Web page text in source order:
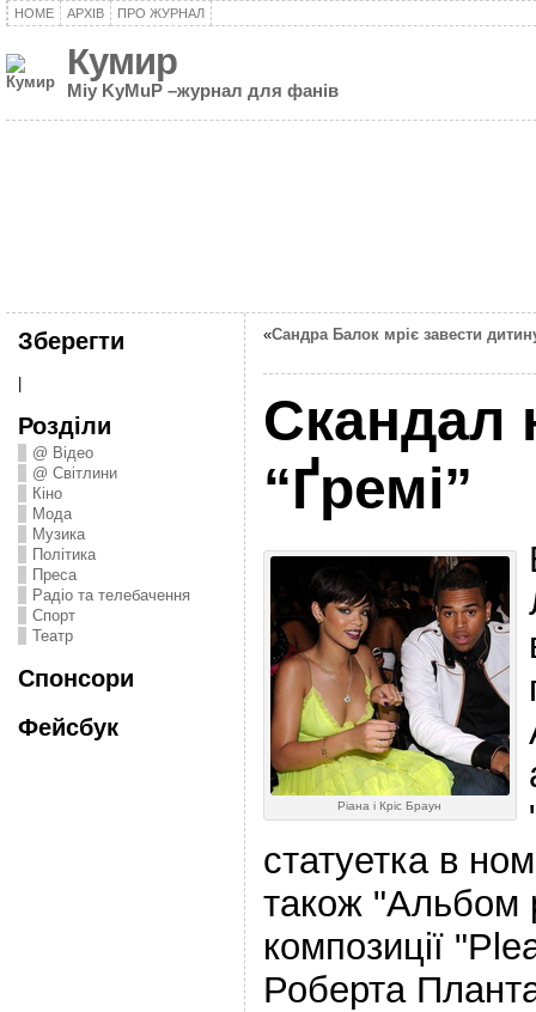
HOME АРХІВ ПРО ЖУРНАЛ
Кумир
Miy KyMuP –журнал для фанів
Зберегти
Розділи
@ Відео
@ Світлини
Кіно
Мода
Музика
Політика
Преса
Радіо та телебачення
Спорт
Театр
Спонсори
Фейсбук
«Сандра Балок мріє завести
Скандал
“Ґремі”
Ріана і Кріс Браун
статуетка в
також "Альбом
композиції
Роберта